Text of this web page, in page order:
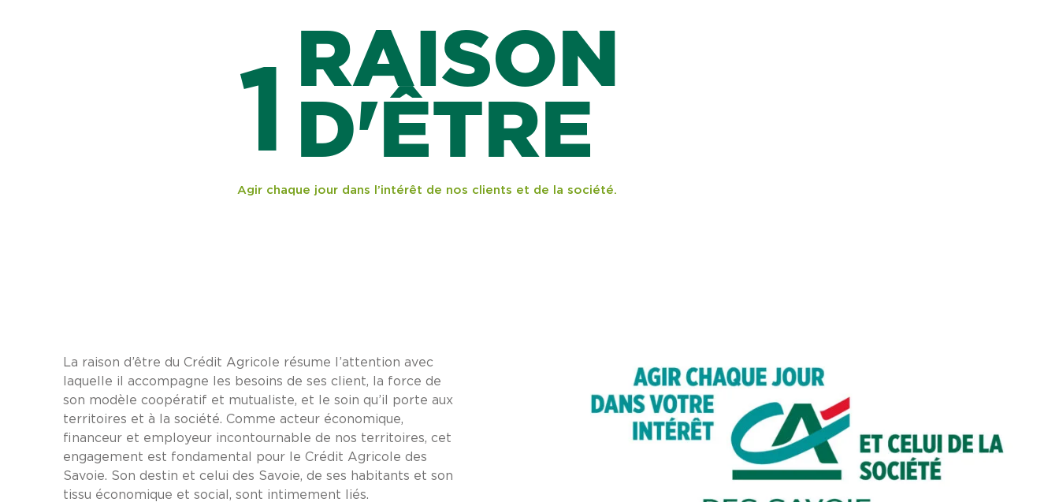
1
RAISON
D'ÊTRE
Agir chaque jour dans l’intérêt de nos clients et de la société.
La raison d’être du Crédit Agricole résume l’attention avec
laquelle il accompagne les besoins de ses client, la force de
son modèle coopératif et mutualiste, et le soin qu’il porte aux
territoires et à la société. Comme acteur économique,
financeur et employeur incontournable de nos territoires, cet
engagement est fondamental pour le Crédit Agricole des
Savoie. Son destin et celui des Savoie, de ses habitants et son
tissu économique et social, sont intimement liés.